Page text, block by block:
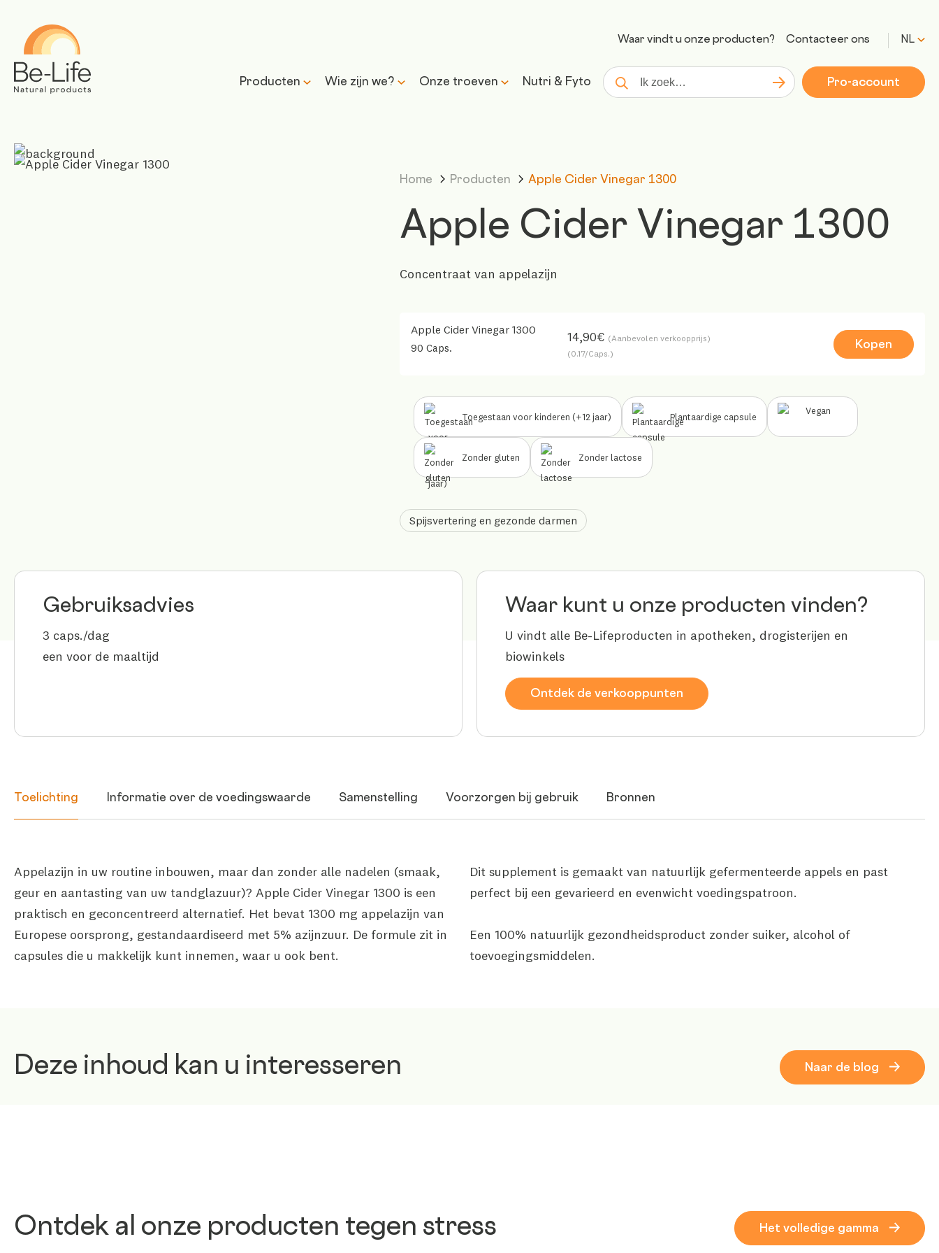
Waar vindt u onze producten? Contacteer ons NL
Producten Wie zijn we?
Onze missie en belofte
Onze troeven
Transparantie &
verantwoorde formules
Inkoop &
Controle & kwaliteit
B Corp™
Onze keurmerken
opleiding
Nutri & Fyto
Zoekopdracht Zoeken Pro-account
Home Producten Apple Cider Vinegar 1300
Apple Cider Vinegar 1300
Concentraat van appelazijn
Apple Cider Vinegar 1300
90 Caps.
14,90€ (Aanbevolen verkoopprijs)
(0.17/Caps.)
Kopen
Toegestaan voor kinderen (+12 jaar) Plantaardige capsule
Zonder gluten Zonder lactose
Spijsvertering en gezonde darmen
Gebruiksadvies
3 caps./dag
een voor de maaltijd
Waar kunt u onze producten vinden?
U vindt alle Be-Lifeproducten in apotheken, drogisterijen en
biowinkels
Ontdek de verkooppunten
Toelichting Informatie over de voedingswaarde Samenstelling Voorzorgen bij gebruik Bronnen
Appelazijn in uw routine inbouwen, maar dan zonder alle nadelen (smaak,
geur en aantasting van uw tandglazuur)? Apple Cider Vinegar 1300 is een
praktisch en geconcentreerd alternatief. Het bevat 1300 mg appelazijn van
Europese oorsprong, gestandaardiseerd met 5% azijnzuur. De formule zit in
capsules die u makkelijk kunt innemen, waar u ook bent.
Dit supplement is gemaakt van natuurlijk gefermenteerde appels en past
perfect bij een gevarieerd en evenwicht voedingspatroon.
Een 100% natuurlijk gezondheidsproduct zonder suiker, alcohol of
toevoegingsmiddelen.
Deze inhoud kan u interesseren Naar de blog
Ontdek al onze producten tegen stress Het volledige gamma